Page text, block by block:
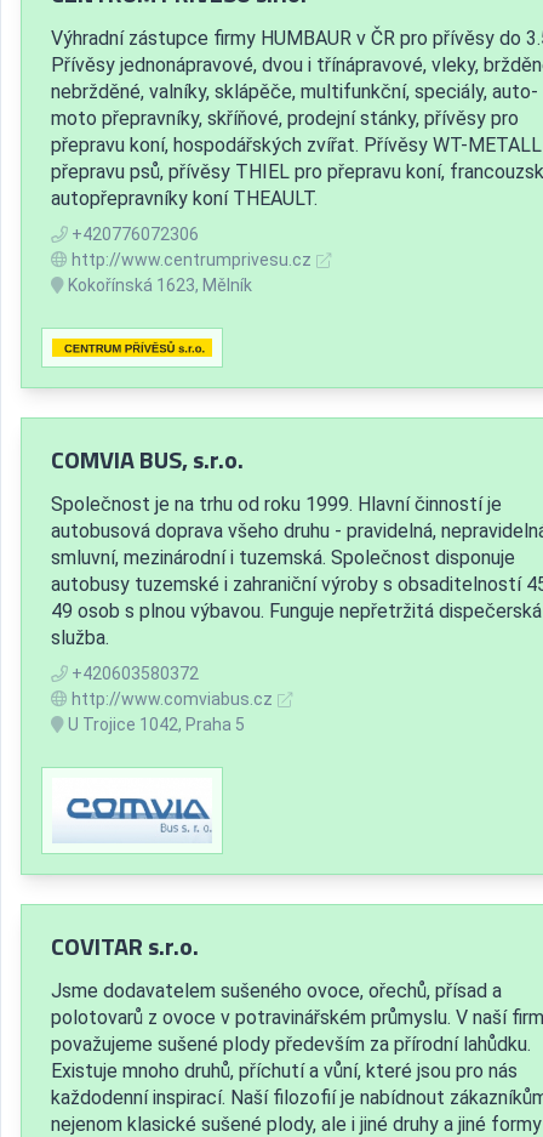
Výhradní zástupce firmy HUMBAUR v ČR pro přívěsy do
Přívěsy jednonápravové, dvou i třínápravové, vleky,
nebržděné, valníky, sklápěče, multifunkční, speciály, auto-
moto přepravníky, skříňové, prodejní stánky, přívěsy pro
přepravu koní, hospodářských zvířat. Přívěsy WT-
přepravu psů, přívěsy THIEL pro přepravu koní,
autopřepravníky koní THEAULT.
+420776072306
http://www.centrumprivesu.cz
Kokořínská 1623, Mělník
COMVIA BUS, s.r.o.
Společnost je na trhu od roku 1999. Hlavní činností je
autobusová doprava všeho druhu - pravidelná,
smluvní, mezinárodní i tuzemská. Společnost disponuje
autobusy tuzemské i zahraniční výroby s obsaditelností
49 osob s plnou výbavou. Funguje nepřetržitá dispečerská
služba.
+420603580372
http://www.comviabus.cz
U Trojice 1042, Praha 5
COVITAR s.r.o.
Jsme dodavatelem sušeného ovoce, ořechů, přísad a
polotovarů z ovoce v potravinářském průmyslu. V naší
považujeme sušené plody především za přírodní lahůdku.
Existuje mnoho druhů, příchutí a vůní, které jsou pro nás
každodenní inspirací. Naší filozofií je nabídnout
nejenom klasické sušené plody, ale i jiné druhy a jiné formy